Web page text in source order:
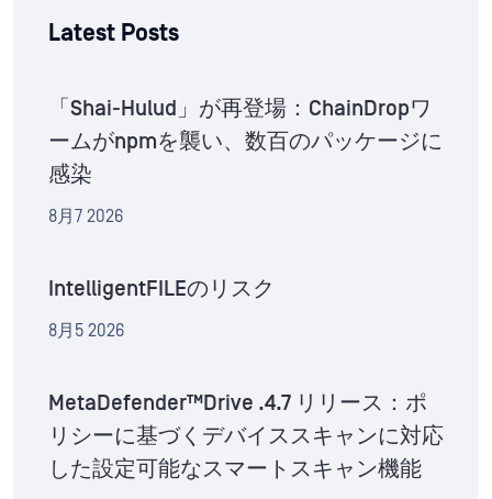
Latest Posts
「Shai-Hulud」が再登場：ChainDropワ
ームがnpmを襲い、数百のパッケージに
感染
8月7 2026
IntelligentFILEのリスク
8月5 2026
MetaDefender™Drive .4.7 リリース：ポ
リシーに基づくデバイススキャンに対応
した設定可能なスマートスキャン機能